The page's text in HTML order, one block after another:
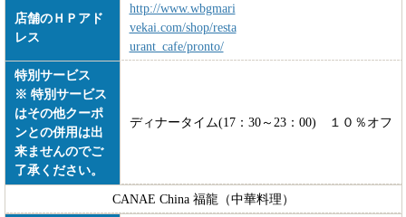
店舗のＨＰアド
レス
http://www.wbgmari
vekai.com/shop/resta
urant_cafe/pronto/
特別サービス
※ 特別サービス
はその他クーポ
ンとの併用は出
来ませんのでご
了承ください。
ディナータイム(17：30～23：00) １０％オフ
CANAE China 福龍（中華料理）